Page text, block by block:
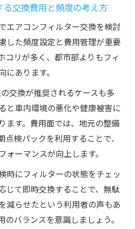
交換費用と頻度の考え方
エアコンフィルター交換を検討
した頻度設定と費用管理が重要
コリが多く、都市部よりもフィ
あります。
交換が推奨されるケースも多
と車内環境の悪化や健康被害に
ます。費用面では、地元の整備
検パックを利用することで、
ーマンスが向上します。
時にフィルターの状態をチェッ
じて即時交換することで、無駄
減らせたという利用者の声もあ
のバランスを意識しましょう。